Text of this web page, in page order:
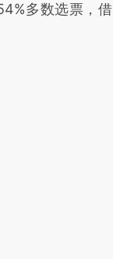
多数选票，借